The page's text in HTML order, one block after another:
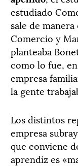
estudiado
sale de
Comercio y
planteaba
como lo fue,
empresa
la gente
Los distintos
empresa
que conviene
aprendiz es